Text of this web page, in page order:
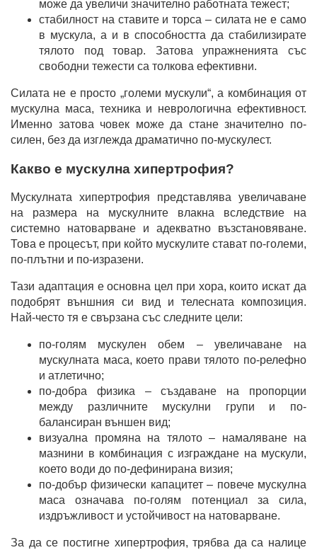
може да увеличи значително работната тежест;
стабилност на ставите и торса – силата не е само
в мускула, а и в способността да стабилизирате
тялото под товар. Затова упражненията със
свободни тежести са толкова ефективни.
Силата не е просто „големи мускули“, а комбинация от
мускулна маса, техника и неврологична ефективност.
Именно затова човек може да стане значително по-
силен, без да изглежда драматично по-мускулест.
Какво е мускулна хипертрофия?
Мускулната хипертрофия представлява увеличаване
на размера на мускулните влакна вследствие на
системно натоварване и адекватно възстановяване.
Това е процесът, при който мускулите стават по-големи,
по-плътни и по-изразени.
Тази адаптация е основна цел при хора, които искат да
подобрят външния си вид и телесната композиция.
Най-често тя е свързана със следните цели:
по-голям мускулен обем – увеличаване на
мускулната маса, което прави тялото по-релефно
и атлетично;
по-добра физика – създаване на пропорции
между различните мускулни групи и по-
балансиран външен вид;
визуална промяна на тялото – намаляване на
мазнини в комбинация с изграждане на мускули,
което води до по-дефинирана визия;
по-добър физически капацитет – повече мускулна
маса означава по-голям потенциал за сила,
издръжливост и устойчивост на натоварване.
За да се постигне хипертрофия, трябва да са налице